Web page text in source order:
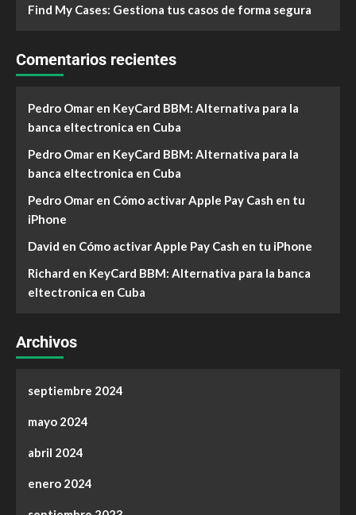
Find My Cases: Gestiona tus casos de forma segura
Comentarios recientes
Pedro Omar en KeyCard BBM: Alternativa para la
banca eltectronica en Cuba
Pedro Omar en KeyCard BBM: Alternativa para la
banca eltectronica en Cuba
Pedro Omar en Cómo activar Apple Pay Cash en tu
iPhone
David en Cómo activar Apple Pay Cash en tu iPhone
Richard en KeyCard BBM: Alternativa para la banca
eltectronica en Cuba
Archivos
septiembre 2024
mayo 2024
abril 2024
enero 2024